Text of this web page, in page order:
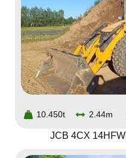
10.450t 2.44m
JCB 4CX